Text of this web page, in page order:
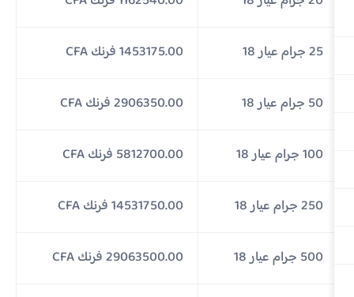
1453175.00 فرنك CFA
2906350.00 فرنك CFA
100 جرام عيار 18 5812700.00 فرنك CFA
250 جرام عيار 18 14531750.00 فرنك CFA
500 جرام عيار 18 29063500.00 فرنك CFA